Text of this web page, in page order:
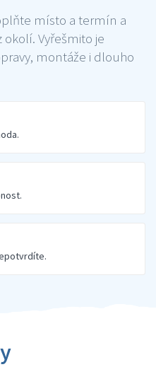
místo a termín a
Vyřešmito je
montáže i dlouho